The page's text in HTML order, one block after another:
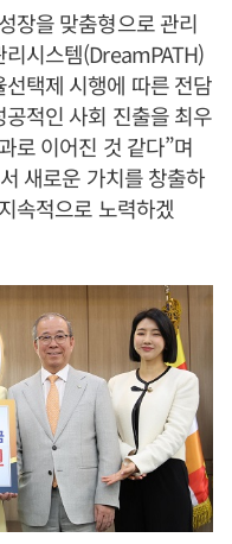
장을 맞춤형으로 관리
시스템(DreamPATH)
택제 시행에 따른 전담
적인 사회 진출을 최우
로 이어진 것 같다”며
새로운 가치를 창출하
속적으로 노력하겠